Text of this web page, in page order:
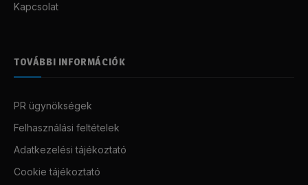
Kapcsolat
TOVÁBBI INFORMÁCIÓK
PR ügynökségek
Felhasználási feltételek
Adatkezelési tájékoztató
Cookie tájékoztató